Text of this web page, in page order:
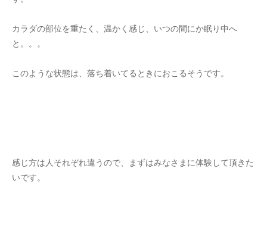
カラダの部位を重たく、温かく感じ、いつの間にか眠り中へ
と。。。
このような状態は、落ち着いてるときにおこるそうです。
感じ方は人それぞれ違うので、まずはみなさまに体験して頂きた
いです。